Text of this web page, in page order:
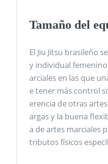
Tamaño del
El Jiu Jitsu brasileño
y individual
arciales en las que
e tener más control
erencia de otras
argas y la buena
a de artes marciales
tributos físicos